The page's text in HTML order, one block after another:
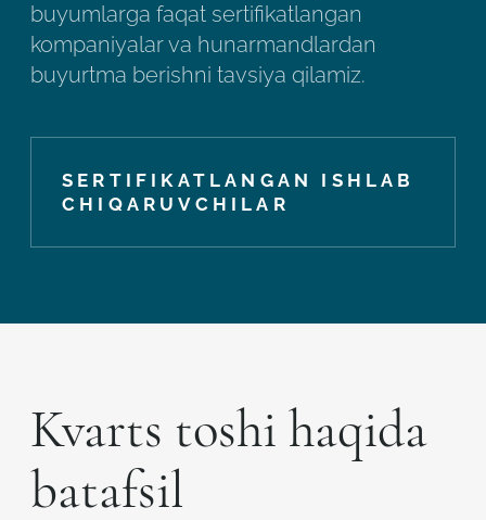
buyumlarga faqat sertifikatlangan
kompaniyalar va hunarmandlardan
buyurtma berishni tavsiya qilamiz.
SERTIFIKATLANGAN ISHLAB
CHIQARUVCHILAR
Kvarts toshi haqida
batafsil